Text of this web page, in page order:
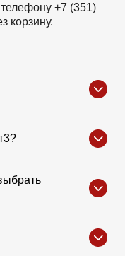
+7 (351)
корзину.